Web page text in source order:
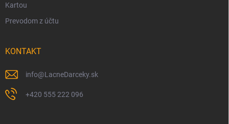
Kartou
Prevodom z účtu
KONTAKT
info@LacneDarceky.sk
+420 555 222 096